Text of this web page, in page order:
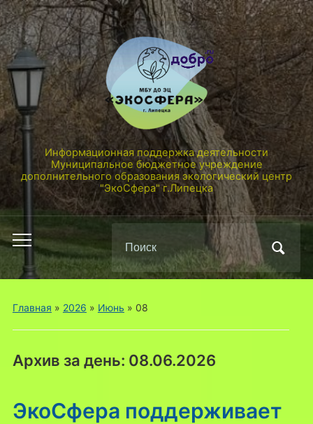
Информационная поддержка деятельности
Муниципальное бюджетное учреждение
дополнительного образования экологический центр
"ЭкоСфера" г.Липецка
Переключить
мобильное
меню
по:
Главная » 2026 » Июнь » 08
Архив за день: 08.06.2026
ЭкоСфера поддерживает